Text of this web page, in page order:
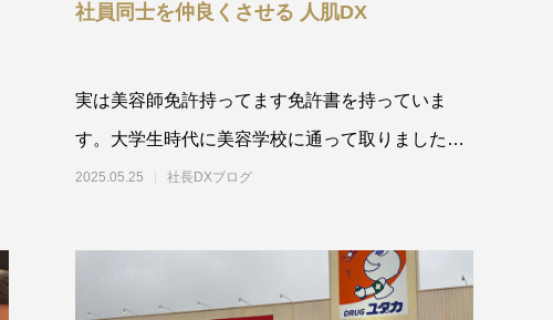
社員同士を仲良くさせる 人肌DX
実は美容師免許持ってます免許書を持っていま
す。大学生時代に美容学校に通って取りました。
母親は腕のいい美容師でした。
2025.05.25 社長DXブログ